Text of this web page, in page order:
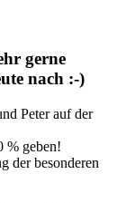
gerne
nach :-)
Peter auf der
% geben!
der besonderen